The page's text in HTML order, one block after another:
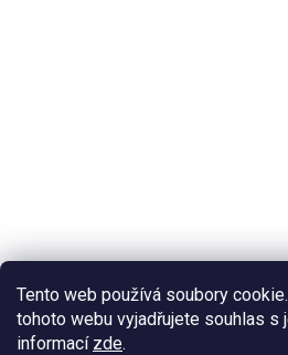
Tento web používá soubory
tohoto webu vyjadřujete souhlas s
informací zde.